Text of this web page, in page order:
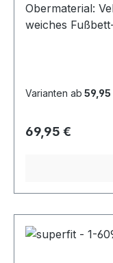
Obermaterial:
weiches
Varianten ab 59,95
Regulärer Preis:
69,95 €